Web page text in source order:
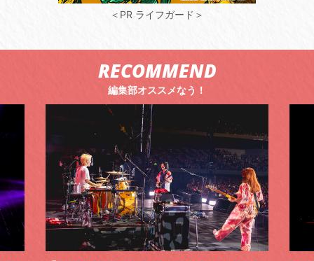
＜PR ライフガード＞
RECOMMEND
編集部オススメなう！